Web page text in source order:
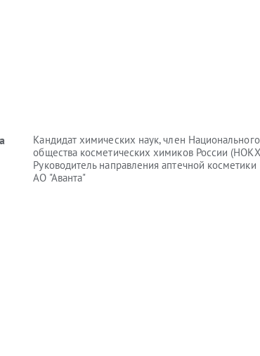
Кандидат химических наук, член Национального
общества косметических химиков России
Руководитель направления аптечной косметики
АО "Аванта"